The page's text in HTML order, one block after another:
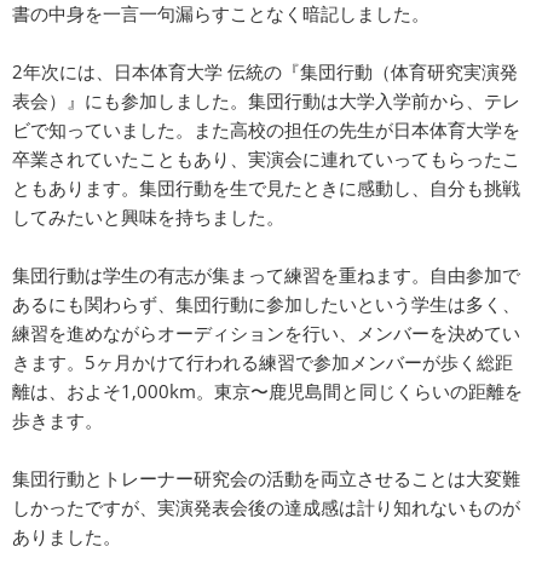
書の中身を一言一句漏らすことなく暗記しました。
2年次には、日本体育大学 伝統の『集団行動（体育研究実演発
表会）』にも参加しました。集団行動は大学入学前から、テレ
ビで知っていました。また高校の担任の先生が日本体育大学を
卒業されていたこともあり、実演会に連れていってもらったこ
ともあります。集団行動を生で見たときに感動し、自分も挑戦
してみたいと興味を持ちました。
集団行動は学生の有志が集まって練習を重ねます。自由参加で
あるにも関わらず、集団行動に参加したいという学生は多く、
練習を進めながらオーディションを行い、メンバーを決めてい
きます。5ヶ月かけて行われる練習で参加メンバーが歩く総距
離は、およそ1,000km。東京〜鹿児島間と同じくらいの距離を
歩きます。
集団行動とトレーナー研究会の活動を両立させることは大変難
しかったですが、実演発表会後の達成感は計り知れないものが
ありました。